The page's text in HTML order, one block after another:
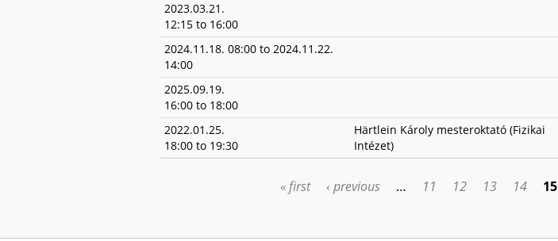
2023.03.21.
12:15 to 16:00
2024.11.18. 08:00 to 2024.11.22.
14:00
2025.09.19.
16:00 to 18:00
2022.01.25.
18:00 to 19:30
Härtlein Károly mesteroktató (Fizikai
Intézet)
« first ‹ previous … 11 12 13 14 15